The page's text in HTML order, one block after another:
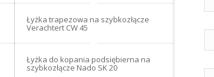
Łyżka trapezowa na szybkozłącze
Verachtert CW 45
Łyżka do kopania podsiębierna na
szybkozłącze Nado SK 20